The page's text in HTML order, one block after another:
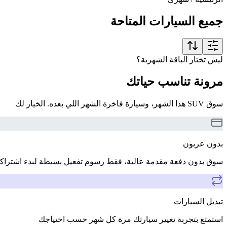
جميع السيارات المتاحة
ليش تختار الباقة الشهرية؟
مرونة تناسب حياتك
سوق SUV هذا الشهر، وسيارة فاخرة الشهر اللي بعده. الخيار لك
بدون عربون
سوق بدون دفعة مقدمة عالية، فقط رسوم تفعيل بسيطة لبدء
تبديل السيارات
استمتع بتجربة تغيير سيارتك مرة كل شهر حسب احتياجك